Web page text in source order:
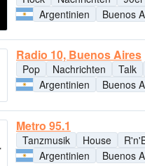
Argentinien
Buenos
Radio 10, Buenos Aires
Pop Nachrichten Talk
Argentinien
Buenos
Metro 95.1
Tanzmusik House
Argentinien
Buenos